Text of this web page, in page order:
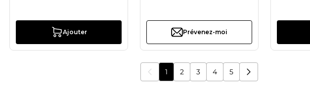
Ajouter Prévenez-moi
Vous lisez actuellement la page
1 Page
2 Page
3 Page
4 Page
5